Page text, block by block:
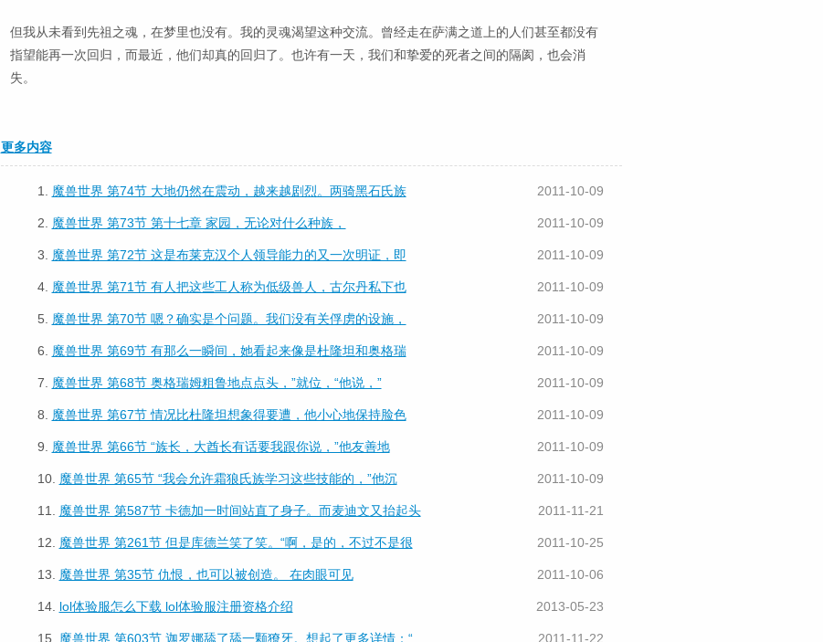
但我从未看到先祖之魂，在梦里也没有。我的灵魂渴望这种交流。曾经走在萨满之道上的人们甚至都没有
指望能再一次回归，而最近，他们却真的回归了。也许有一天，我们和挚爱的死者之间的隔阂，也会消
失。
更多内容
1. 魔兽世界 第74节 大地仍然在震动，越来越剧烈。两骑黑石氏族 2011-10-09
2. 魔兽世界 第73节 第十七章 家园，无论对什么种族， 2011-10-09
3. 魔兽世界 第72节 这是布莱克汉个人领导能力的又一次明证，即 2011-10-09
4. 魔兽世界 第71节 有人把这些工人称为低级兽人，古尔丹私下也 2011-10-09
5. 魔兽世界 第70节 嗯？确实是个问题。我们没有关俘虏的设施， 2011-10-09
6. 魔兽世界 第69节 有那么一瞬间，她看起来像是杜隆坦和奥格瑞 2011-10-09
7. 魔兽世界 第68节 奥格瑞姆粗鲁地点点头，”就位，“他说，” 2011-10-09
8. 魔兽世界 第67节 情况比杜隆坦想象得要遭，他小心地保持脸色 2011-10-09
9. 魔兽世界 第66节 “族长，大酋长有话要我跟你说，”他友善地 2011-10-09
10. 魔兽世界 第65节 “我会允许霜狼氏族学习这些技能的，”他沉 2011-10-09
11. 魔兽世界 第587节 卡德加一时间站直了身子。而麦迪文又抬起头 2011-11-21
12. 魔兽世界 第261节 但是库德兰笑了笑。“啊，是的，不过不是很 2011-10-25
13. 魔兽世界 第35节 仇恨，也可以被创造。 在肉眼可见 2011-10-06
14. lol体验服怎么下载 lol体验服注册资格介绍 2013-05-23
15. 魔兽世界 第603节 迦罗娜舔了舔一颗獠牙。想起了更多详情：“ 2011-11-22